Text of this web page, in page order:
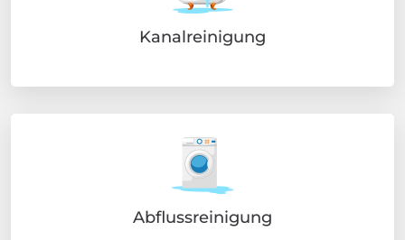
Kanalreinigung
Abflussreinigung